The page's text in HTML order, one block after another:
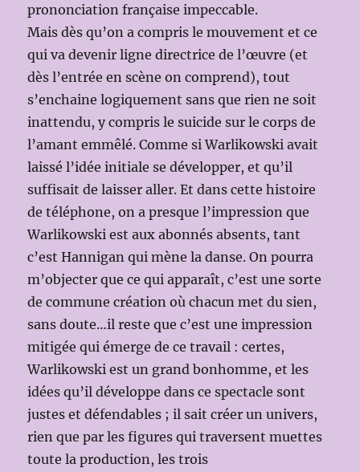
prononciation française impeccable.
Mais dès qu’on a compris le mouvement et ce
qui va devenir ligne directrice de l’œuvre (et
dès l’entrée en scène on comprend), tout
s’enchaine logiquement sans que rien ne soit
inattendu, y compris le suicide sur le corps de
l’amant emmêlé. Comme si Warlikowski avait
laissé l’idée initiale se développer, et qu’il
suffisait de laisser aller. Et dans cette histoire
de téléphone, on a presque l’impression que
Warlikowski est aux abonnés absents, tant
c’est Hannigan qui mène la danse. On pourra
m’objecter que ce qui apparaît, c’est une sorte
de commune création où chacun met du sien,
sans doute…il reste que c’est une impression
mitigée qui émerge de ce travail : certes,
Warlikowski est un grand bonhomme, et les
idées qu’il développe dans ce spectacle sont
justes et défendables ; il sait créer un univers,
rien que par les figures qui traversent muettes
toute la production, les trois